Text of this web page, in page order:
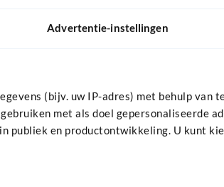
Advertentie-instellingen
(bijv. uw IP-adres) met behulp van
met als doel gepersonaliseerde
publiek en productontwikkeling. U kunt